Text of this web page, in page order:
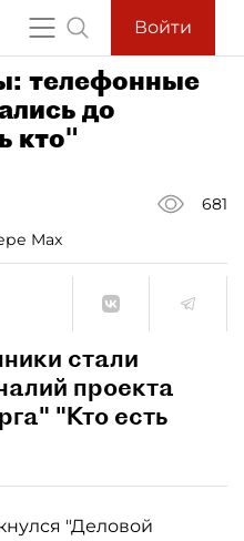
Войти
телефонные
до
кто"
681
Max
стали
проекта
"Кто есть
"Деловой